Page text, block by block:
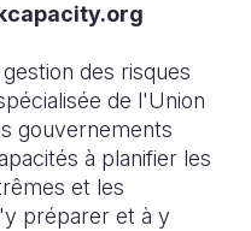
des risques
de l'Union
gouvernements
à planifier les
et les
préparer et à y